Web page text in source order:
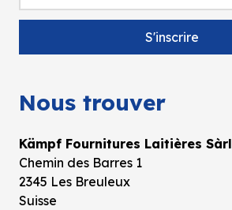
Nous trouver
Kämpf Fournitures Laitières Sàrl
Chemin des Barres 1
2345 Les Breuleux
Suisse